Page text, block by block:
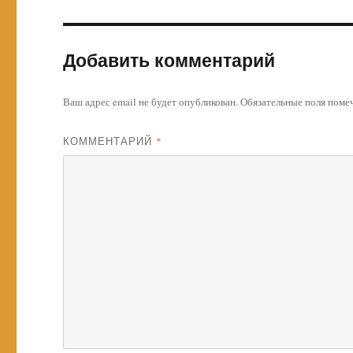
Добавить комментарий
Ваш адрес email не будет опубликован.Обязательные поля
КОММЕНТАРИЙ *